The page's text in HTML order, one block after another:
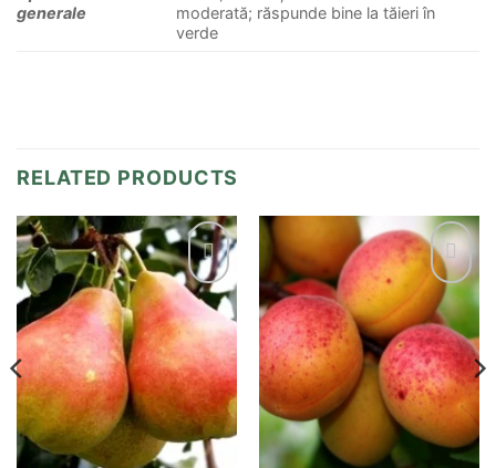
generale
moderată; răspunde bine la tăieri în
verde
RELATED PRODUCTS